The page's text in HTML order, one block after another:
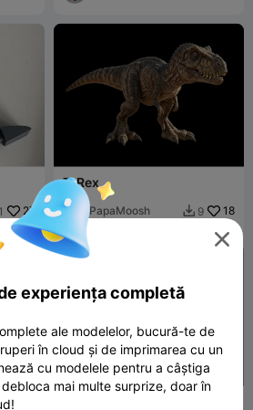
27
T-Rex
PapaMoosh  9 18

experiența completă
ale modelelor, bucură-te de
în cloud și de imprimarea cu un
cu modelele pentru a câștiga
mai multe surprize, doar în